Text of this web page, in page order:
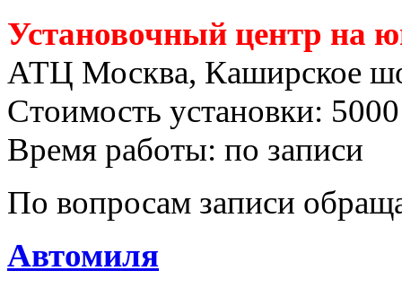
Установочный центр на
АТЦ Москва, Каширское
Стоимость установки:
Время работы: по записи
По вопросам записи
Автомиля